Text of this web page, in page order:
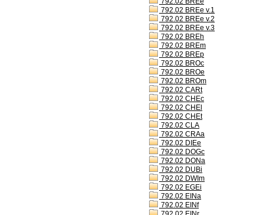
792.02 BREe v.1
792.02 BREe v.2
792.02 BREe v.3
792.02 BREh
792.02 BREm
792.02 BREp
792.02 BROc
792.02 BROe
792.02 BROm
792.02 CARt
792.02 CHEc
792.02 CHEl
792.02 CHEt
792.02 CLA
792.02 CRAa
792.02 DIEe
792.02 DOGc
792.02 DONa
792.02 DUBi
792.02 DWIm
792.02 EGEi
792.02 EINa
792.02 EINf